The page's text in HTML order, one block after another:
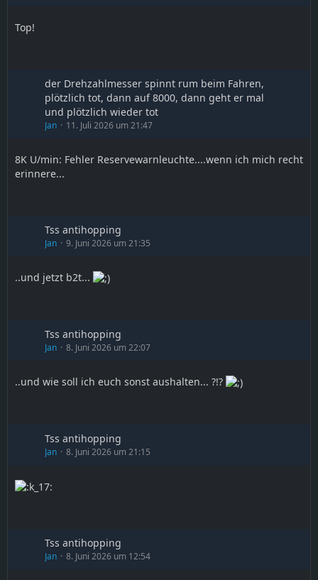
Top!
der Drehzahlmesser spinnt rum beim Fahren,
plötzlich tot, dann auf 8000, dann geht er mal
und plötzlich wieder tot
Jan 11. Juli 2026 um 21:47
8K U/min: Fehler Reservewarnleuchte....wenn ich mich recht
erinnere...
Tss antihopping
Jan 9. Juni 2026 um 21:35
..und jetzt b2t...
Tss antihopping
Jan 8. Juni 2026 um 22:07
..und wie soll ich euch sonst aushalten... ?!?
Tss antihopping
Jan 8. Juni 2026 um 21:15
Tss antihopping
Jan 8. Juni 2026 um 12:54